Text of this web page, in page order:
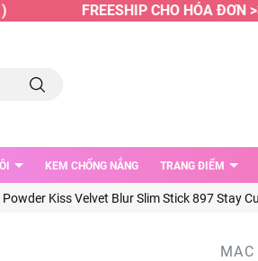
FREESHIP CHO HÓA ĐƠN
KEM CHỐNG NẮNG TRANG ĐIỂM
Kiss Velvet Blur Slim Stick 897 Stay
MAC